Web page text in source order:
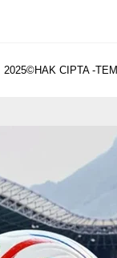
2025©HAK CIPTA -